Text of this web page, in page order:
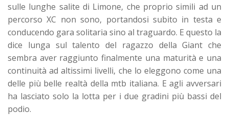
sulle lunghe salite di Limone, che proprio simili ad un
percorso XC non sono, portandosi subito in testa e
conducendo gara solitaria sino al traguardo. E questo la
dice lunga sul talento del ragazzo della Giant che
sembra aver raggiunto finalmente una maturità e una
continuità ad altissimi livelli, che lo eleggono come una
delle più belle realtà della mtb italiana. E agli avversari
ha lasciato solo la lotta per i due gradini più bassi del
podio.